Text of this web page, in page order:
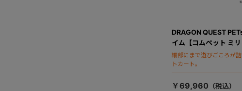
DRAGON QUEST
イム【コムペット ミリ
細部にまで遊びごころが
トカート。
￥69,960